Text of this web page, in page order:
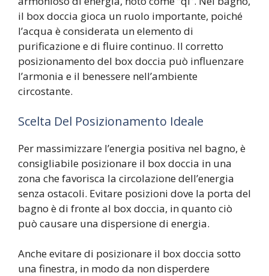
il box doccia gioca un ruolo importante, poiché
l’acqua è considerata un elemento di
purificazione e di fluire continuo. Il corretto
posizionamento del box doccia può influenzare
l’armonia e il benessere nell’ambiente
circostante.
Scelta Del Posizionamento Ideale
Per massimizzare l’energia positiva nel bagno, è
consigliabile posizionare il box doccia in una
zona che favorisca la circolazione dell’energia
senza ostacoli. Evitare posizioni dove la porta del
bagno è di fronte al box doccia, in quanto ciò
può causare una dispersione di energia.
Anche evitare di posizionare il box doccia sotto
una finestra, in modo da non disperdere